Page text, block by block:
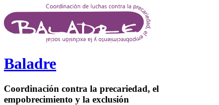
Pasar al contenido principal
Baladre
Coordinación contra la precariedad, el
empobrecimiento y la exclusión